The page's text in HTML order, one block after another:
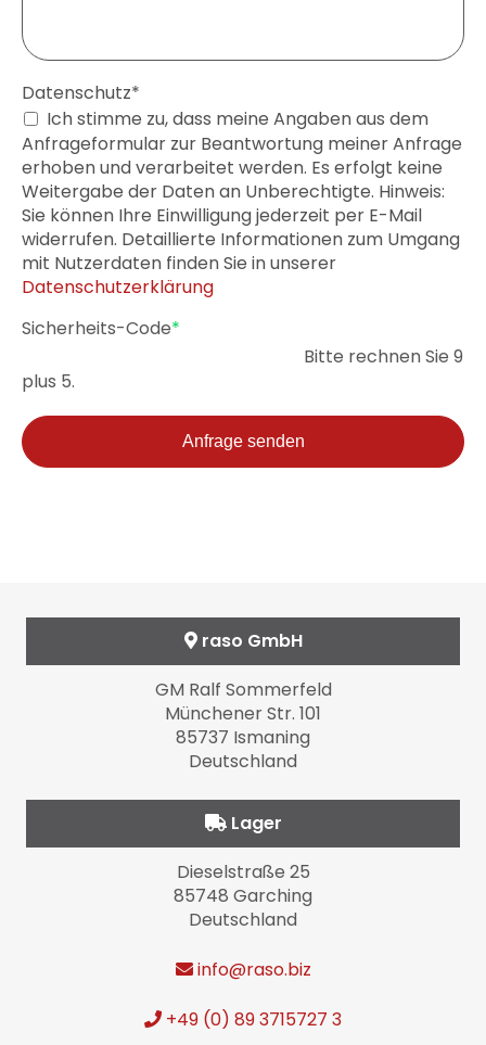
Pflichtfeld
Datenschutz*
Ich stimme zu, dass meine Angaben aus dem
Anfrageformular zur Beantwortung meiner Anfrage
erhoben und verarbeitet werden. Es erfolgt keine
Weitergabe der Daten an Unberechtigte. Hinweis:
Sie können Ihre Einwilligung jederzeit per E-Mail
widerrufen. Detaillierte Informationen zum Umgang
mit Nutzerdaten finden Sie in unserer
Datenschutzerklärung
Pflichtfeld
Sicherheits-Code*
Bitte rechnen Sie 9
plus 5.
Anfrage senden
raso GmbH
GM Ralf Sommerfeld
Münchener Str. 101
85737 Ismaning
Deutschland
Lager
Dieselstraße 25
85748 Garching
Deutschland
info@raso.biz
+49 (0) 89 3715727 3